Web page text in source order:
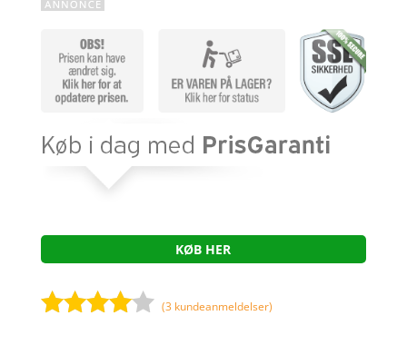
KØB HER
(3 kundeanmeldelser)